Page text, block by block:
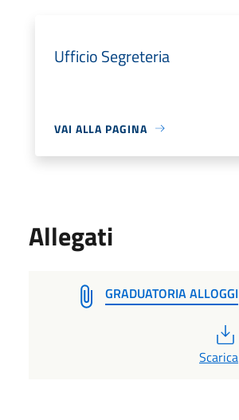
Ufficio Segreteria
VAI ALLA PAGINA
Allegati
GRADUATORIA ALLOGGI
Scarica